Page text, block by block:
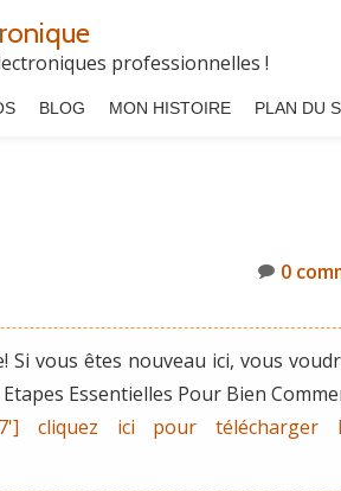
professionnelles !
BLOG MON HISTOIRE PLAN DU
0
vous êtes nouveau ici, vous
Essentielles Pour Bien
cliquez ici pour télécharger